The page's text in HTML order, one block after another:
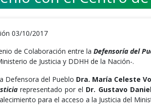
03/10/2017
de Colaboración entre laDefensoría del
de Justicia y DDHH de la Nación-.
Defensora del Pueblo Dra. María Celeste
representado por el Dr. Gustavo
para el acceso a la Justicia del